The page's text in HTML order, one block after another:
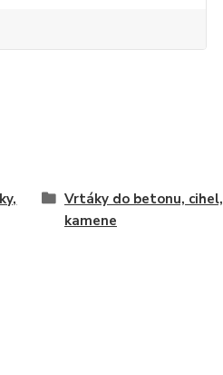
Vrtáky do betonu, cihel,
kamene